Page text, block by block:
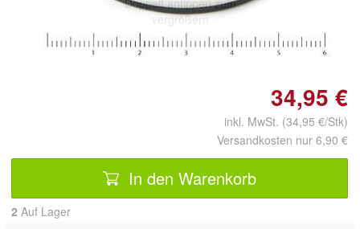
vergrößern
34,95 €
inkl. MwSt. (34,95 €/Stk)
Versandkosten nur 6,90 €
In den Warenkorb
2 Auf Lager